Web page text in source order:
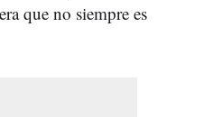
que no siempre es